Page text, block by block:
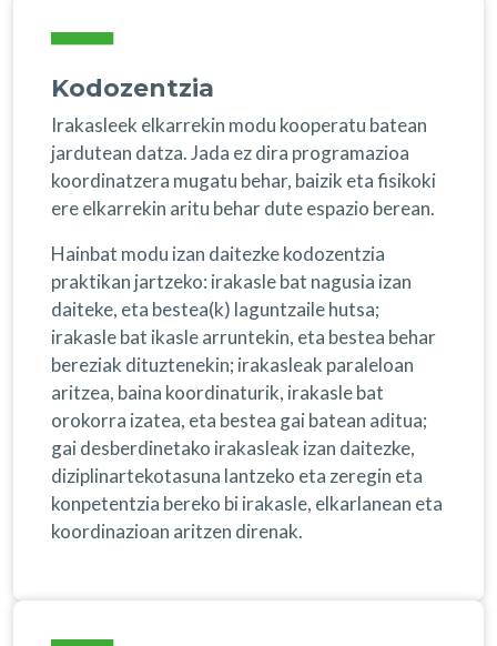
Kodozentzia
Irakasleek elkarrekin modu kooperatu batean
jardutean datza. Jada ez dira programazioa
koordinatzera mugatu behar, baizik eta fisikoki
ere elkarrekin aritu behar dute espazio berean.
Hainbat modu izan daitezke kodozentzia
praktikan jartzeko: irakasle bat nagusia izan
daiteke, eta bestea(k) laguntzaile hutsa;
irakasle bat ikasle arruntekin, eta bestea behar
bereziak dituztenekin; irakasleak paraleloan
aritzea, baina koordinaturik, irakasle bat
orokorra izatea, eta bestea gai batean aditua;
gai desberdinetako irakasleak izan daitezke,
diziplinartekotasuna lantzeko eta zeregin eta
konpetentzia bereko bi irakasle, elkarlanean eta
koordinazioan aritzen direnak.